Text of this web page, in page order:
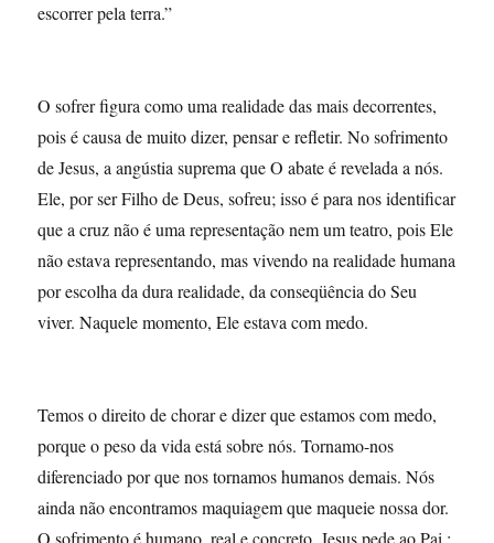
escorrer pela terra.”
O sofrer figura como uma realidade das mais decorrentes,
pois é causa de muito dizer, pensar e refletir. No sofrimento
de Jesus, a angústia suprema que O abate é revelada a nós.
Ele, por ser Filho de Deus, sofreu; isso é para nos identificar
que a cruz não é uma representação nem um teatro, pois Ele
não estava representando, mas vivendo na realidade humana
por escolha da dura realidade, da conseqüência do Seu
viver. Naquele momento, Ele estava com medo.
Temos o direito de chorar e dizer que estamos com medo,
porque o peso da vida está sobre nós. Tornamo-nos
diferenciado por que nos tornamos humanos demais. Nós
ainda não encontramos maquiagem que maqueie nossa dor.